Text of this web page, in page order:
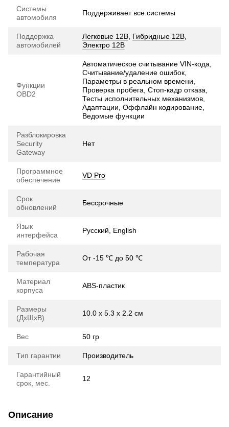
Системы
автомобиля
Поддерживает все системы
Поддержка
автомобилей
Легковые 12В Гибридные 12В
Электро 12В
Функции
OBD2
Автоматическое считывание VIN-кода,
Считывание/удаление ошибок,
Параметры в реальном времени,
Проверка пробега, Стоп-кадр отказа,
Тесты исполнительных механизмов,
Адаптации, Оффлайн кодирование,
Ведомые функции
Разблокировка
Security
Gateway
Нет
Программное
обеспечение
VD Pro
Срок
обновлений
Бессрочные
Язык
интерфейса
Русский, English
Рабочая
температура
От -15 ℃ до 50 ℃
Материал
корпуса
ABS-пластик
Размеры
(ДхШхВ)
10.0 х 5.3 х 2.2 см
Вес 50 гр
Тип гарантии Производитель
Гарантийный
срок, мес.
12
Описание